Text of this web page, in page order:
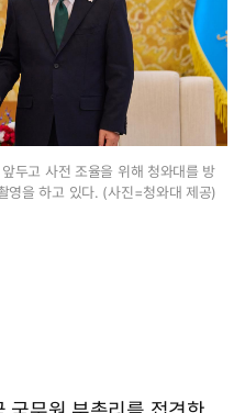
두고 사전 조율을 위해 청와대를 방
영을 하고 있다. (사진=청와대 제공)